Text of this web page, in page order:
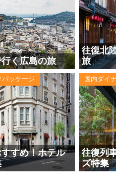
く広島の旅
往復北
旅
パッケージ
すめ！ホテル
国内ダイ
往復列
ズ特集